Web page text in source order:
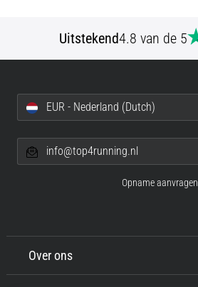
Uitstekend4.8 van de 5
Over ons
EUR - Nederland (Dutch)
info@top4running.nl
Opname aanvragen